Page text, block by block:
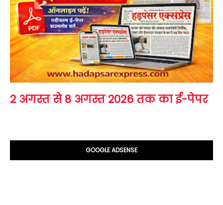
2 अगस्त से 8 अगस्त 2026 तक का ई-पेपर
GOOGLE ADSENSE